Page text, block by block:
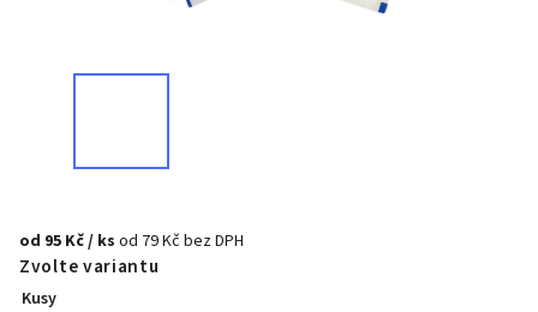
od 95 Kč/ ks od 79 Kčbez DPH
Zvolte variantu
Kusy